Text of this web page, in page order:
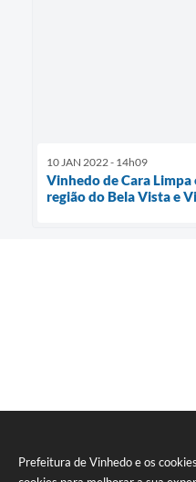
Prefeitura de Vinhedo e os
10 JAN 2022 - 14h09
Vinhedo de Cara
região do Bela Vista e